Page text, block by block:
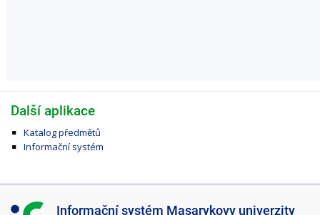
Další aplikace
Katalog předmětů
Informační systém
I Informační systém Masarykovy univerzity